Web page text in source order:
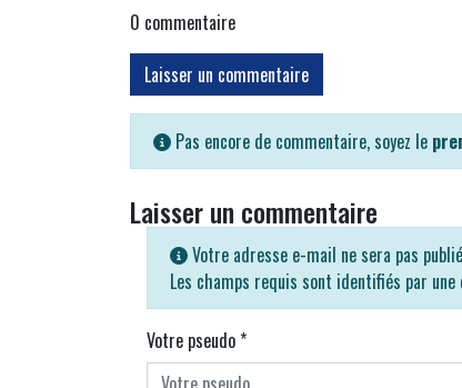
0 commentaire
Laisser un commentaire
Pas encore de commentaire, soyez le
Laisser un commentaire
Votre adresse e-mail ne sera pas
Les champs requis sont identifiés par
Votre pseudo*